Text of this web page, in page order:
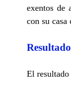
exentos de
con su casa
El